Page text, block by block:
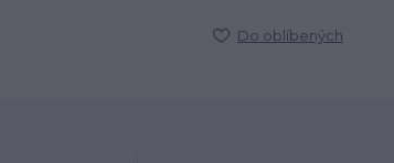
Do oblíbených